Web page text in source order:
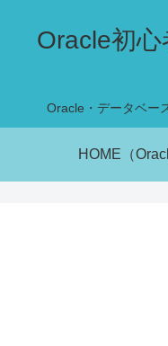
Oracle初
Oracle・データベー
HOME（